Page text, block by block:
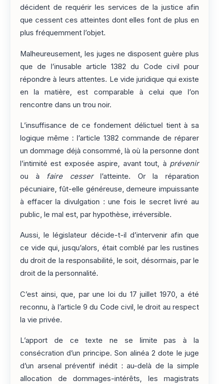
décident de requérir les services de la justice afin
que cessent ces atteintes dont elles font de plus en
plus fréquemment l’objet.
Malheureusement, les juges ne disposent guère plus
que de l’inusable article 1382 du Code civil pour
répondre à leurs attentes. Le vide juridique qui existe
en la matière, est comparable à celui que l’on
rencontre dans un trou noir.
L’insuffisance de ce fondement délictuel tient à sa
logique même : l’article 1382 commande de réparer
un dommage déjà consommé, là où la personne dont
l’intimité est exposée aspire, avant tout, à prévenir
ou à faire cesserl’atteinte. Or la réparation
pécuniaire, fût-elle généreuse, demeure impuissante
à effacer la divulgation : une fois le secret livré au
public, le mal est, par hypothèse, irréversible.
Aussi, le législateur décide-t-il d’intervenir afin que
ce vide qui, jusqu’alors, était comblé par les rustines
du droit de la responsabilité, le soit, désormais, par le
droit de la personnalité.
C’est ainsi, que, par une loi du 17 juillet 1970, a été
reconnu, à l’article 9 du Code civil, le droit au respect
la vie privée.
L’apport de ce texte ne se limite pas à la
consécration d’un principe. Son alinéa 2 dote le juge
d’un arsenal préventif inédit : au-delà de la simple
allocation de dommages-intérêts, les magistrats